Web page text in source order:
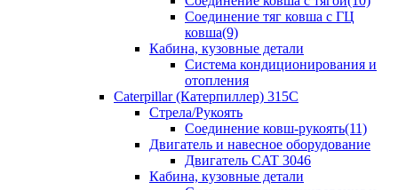
Соединение тяг ковша с ГЦ
ковша(9)
Кабина, кузовные детали
Система кондиционирования и
отопления
Caterpillar (Катерпиллер) 315C
Стрела/Рукоять
Соединение ковш-рукоять(11)
Двигатель и навесное оборудование
Двигатель CAT 3046
Кабина, кузовные детали